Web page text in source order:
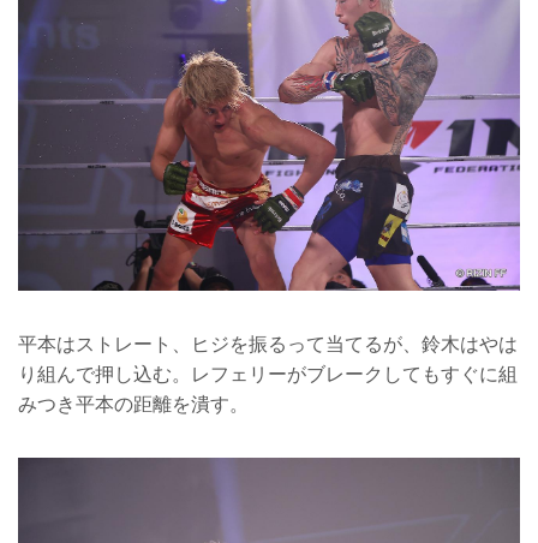
平本はストレート、ヒジを振るって当てるが、鈴木はやは
り組んで押し込む。レフェリーがブレークしてもすぐに組
みつき平本の距離を潰す。